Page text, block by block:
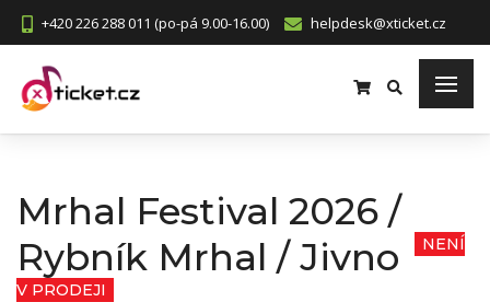
+420 226 288 011 (po-pá 9.00-16.00) helpdesk@xticket.cz
Mrhal Festival 2026 /
Rybník Mrhal / Jivno
NENÍ
V PRODEJI